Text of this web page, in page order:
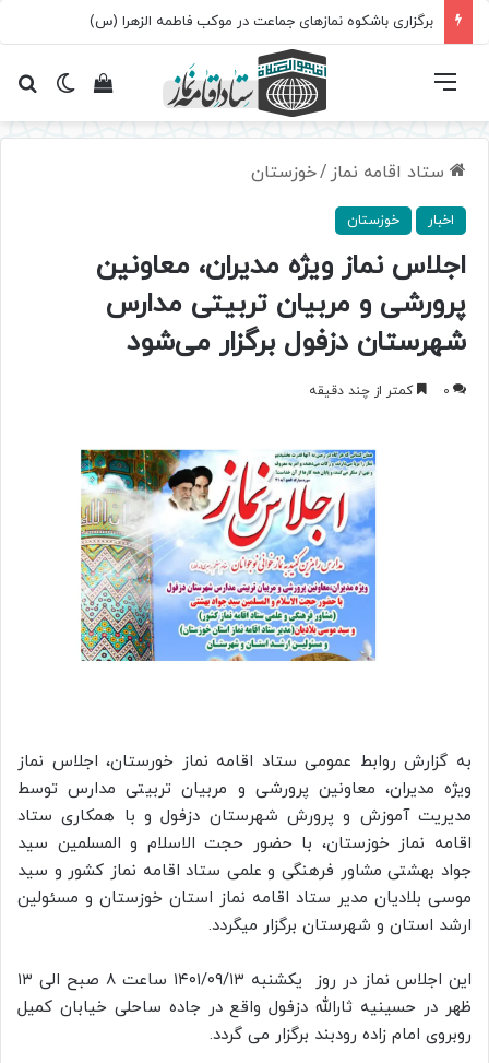
برگزاری باشکوه نمازهای جماعت در موکب فاطمه الزهرا (س)
تغییرمشاهده فهرست
ستاد اقامه نماز /خوزستان
اخبار خوزستان
اجلاس نماز ویژه مدیران، معاونین
پرورشی و مربیان تربیتی مدارس
شهرستان دزفول برگزار می‌شود
0 کمتر از چند دقیقه
به گزارش روابط عمومی ستاد اقامه نماز خورستان، اجلاس نماز
ویژه مدیران، معاونین پرورشی و مربیان تربیتی مدارس توسط
مدیریت آموزش و پرورش شهرستان دزفول و با همکاری ستاد
اقامه نماز خوزستان، با حضور حجت الاسلام و المسلمین سید
جواد بهشتی مشاور فرهنگی و علمی ستاد اقامه نماز کشور و سید
موسی بلادیان مدیر ستاد اقامه نماز استان خوزستان و مسئولین
ارشد استان و شهرستان برگزار میگردد.
این اجلاس نماز در روز یکشنبه ۱۴۰۱/۰۹/۱۳ ساعت ۸ صبح الی ۱۳
ظهر در حسینیه ثارالله دزفول واقع در جاده ساحلی خیابان کمیل
روبروی امام زاده رودبند برگزار می گردد.